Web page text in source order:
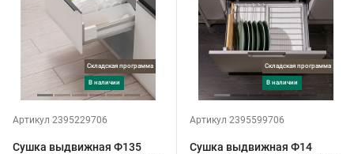
Складская программа
в наличии
Артикул 2395229706
Сушка выдвижная Ф135
Складская программа
в наличии
Артикул 2395599706
Сушка выдвижная Ф14